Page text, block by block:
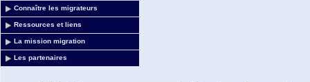
Connaître les migrateurs
Ressources et liens
La mission migration
Les partenaires